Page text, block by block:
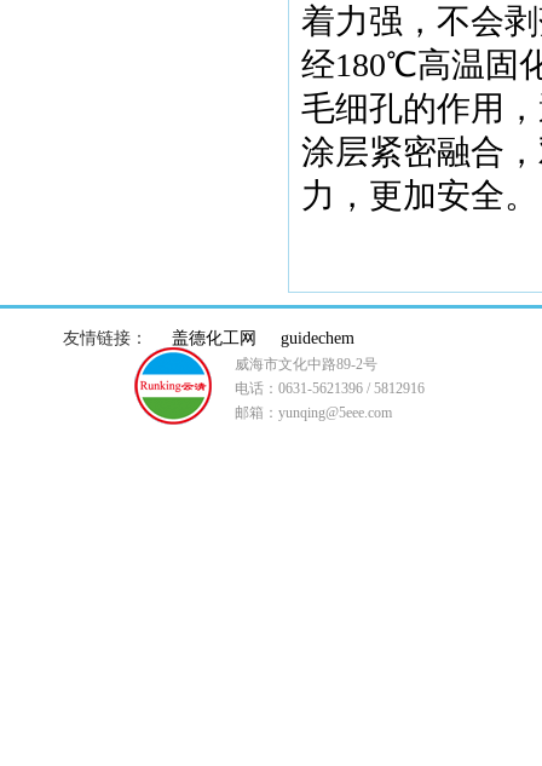
着力强，不会
经180℃高温固
毛细孔的作用
涂层紧密融合
力，更加安全。
友情链接： 盖德化工网 guidechem
威海市文化中路89-2号
电话：0631-5621396 / 5812916
邮箱：yunqing@5eee.com